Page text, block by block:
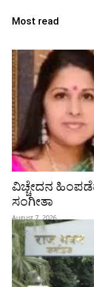
Most read
ವಿಚ್ಚೇದನ
ಸಂಗೀತಾ
August 7, 2026